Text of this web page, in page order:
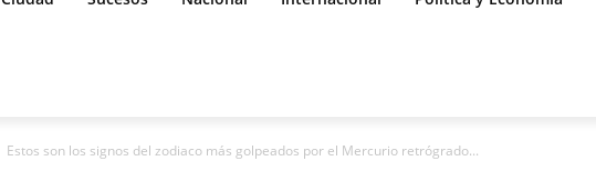
Estos son los signos del zodiaco más golpeados por el Mercurio retrógrado...